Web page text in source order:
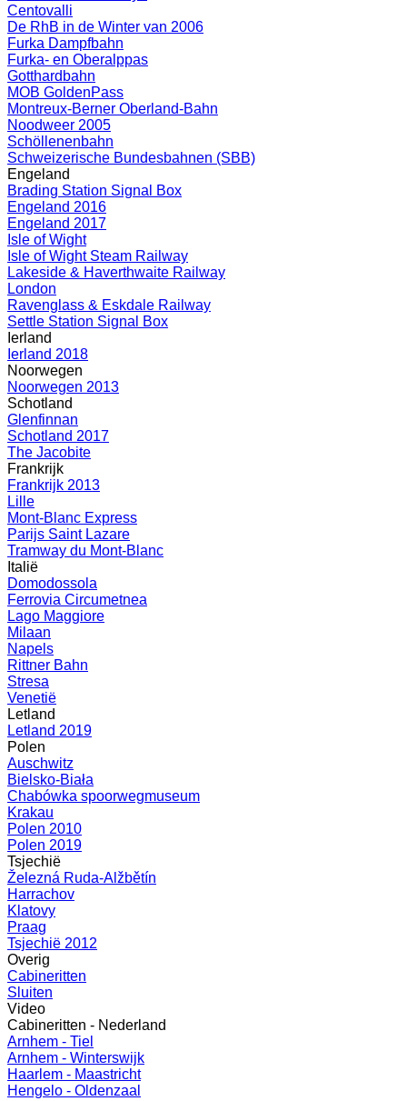
Centovalli
De RhB in de Winter van 2006
Furka Dampfbahn
Furka- en Oberalppas
Gotthardbahn
MOB GoldenPass
Montreux-Berner Oberland-Bahn
Noodweer 2005
Schöllenenbahn
Schweizerische Bundesbahnen (SBB)
Engeland
Brading Station Signal Box
Engeland 2016
Engeland 2017
Isle of Wight
Isle of Wight Steam Railway
Lakeside & Haverthwaite Railway
London
Ravenglass & Eskdale Railway
Settle Station Signal Box
Ierland
Ierland 2018
Noorwegen
Noorwegen 2013
Schotland
Glenfinnan
Schotland 2017
The Jacobite
Frankrijk
Frankrijk 2013
Lille
Mont-Blanc Express
Parijs Saint Lazare
Tramway du Mont-Blanc
Italië
Domodossola
Ferrovia Circumetnea
Lago Maggiore
Milaan
Napels
Rittner Bahn
Stresa
Venetië
Letland
Letland 2019
Polen
Auschwitz
Bielsko-Biała
Chabówka spoorwegmuseum
Krakau
Polen 2010
Polen 2019
Tsjechië
Železná Ruda-Alžbětín
Harrachov
Klatovy
Praag
Tsjechië 2012
Overig
Cabineritten
Sluiten
Video
Cabineritten - Nederland
Arnhem - Tiel
Arnhem - Winterswijk
Haarlem - Maastricht
Hengelo - Oldenzaal